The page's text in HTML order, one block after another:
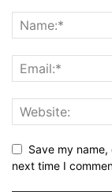
Save my
next time I